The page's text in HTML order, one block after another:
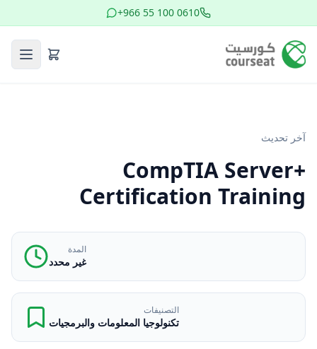
+966 55 100 0610
آخر تحديث
CompTIA Server+
Certification Training
المدة
غير محدد
التصنيفات
تكنولوجيا المعلومات والبرمجيات